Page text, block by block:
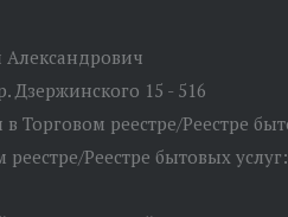
Дзержинского 15 - 516
Торговом реестре/Реестре
Реестре бытовых